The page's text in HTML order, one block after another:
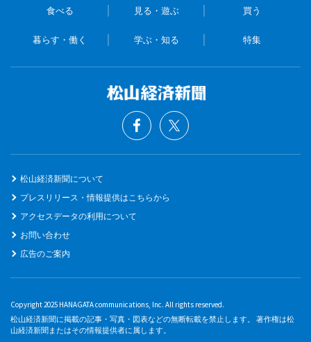
食べる 見る・遊ぶ 買う
暮らす・働く 学ぶ・知る 特集
松山経済新聞について
プレスリリース・情報提供はこちらから
アクセスデータの利用について
お問い合わせ
広告のご案内
Copyright 2025 HANAGATA communications, Inc. All rights reserved.
松山経済新聞に掲載の記事・写真・図表などの無断転載を禁止します。 著作権は松
山経済新聞またはその情報提供者に属します。